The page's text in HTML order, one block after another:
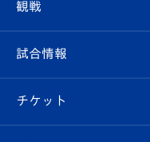
クラブ
試合情報
クラブ概要
エンブレム紹介
観戦
観戦ルール
はじめての観戦ガイド
試合情報
試合日程/結果
チケット